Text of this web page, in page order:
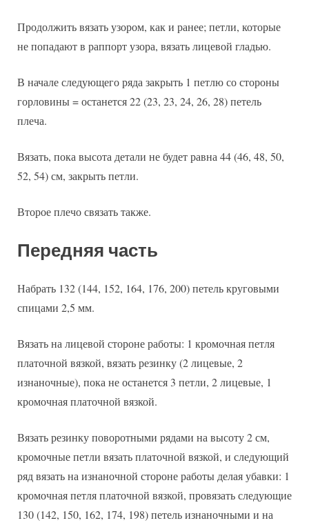
Продолжить вязать узором, как и ранее; петли, которые
не попадают в раппорт узора, вязать лицевой гладью.
В начале следующего ряда закрыть 1 петлю со стороны
горловины = останется 22 (23, 23, 24, 26, 28) петель
плеча.
Вязать, пока высота детали не будет равна 44 (46, 48, 50,
52, 54) см, закрыть петли.
Второе плечо связать также.
Передняя часть
Набрать 132 (144, 152, 164, 176, 200) петель круговыми
спицами 2,5 мм.
Вязать на лицевой стороне работы: 1 кромочная петля
платочной вязкой, вязать резинку (2 лицевые, 2
изнаночные), пока не останется 3 петли, 2 лицевые, 1
кромочная платочной вязкой.
Вязать резинку поворотными рядами на высоту 2 см,
кромочные петли вязать платочной вязкой, и следующий
ряд вязать на изнаночной стороне работы делая убавки: 1
кромочная петля платочной вязкой, провязать следующие
130 (142, 150, 162, 174, 198) петель изнаночными и на